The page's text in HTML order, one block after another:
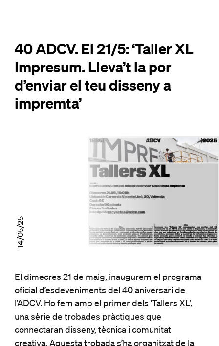
40 ADCV. El 21/5: ‘Taller XL
Impresum. Lleva’t la por
d’enviar el teu disseny a
impremta’
14/05/25
El dimecres 21 de maig, inaugurem el programa
oficial d’esdeveniments del 40 aniversari de
l’ADCV. Ho fem amb el primer dels ‘Tallers XL’,
una sèrie de trobades pràctiques que
connectaran disseny, tècnica i comunitat
creativa. Aquesta trobada s’ha organitzat de la